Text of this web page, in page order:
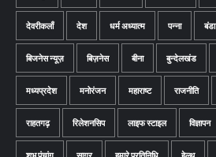
देवरीकलाँ देश धर्म अध्यात्म पन्ना बंडा
बिजनेस न्यूज़ बिज़नेस बीना बुन्देलखंड
मध्यप्रदेश मनोरंजन महाराष्ट राजनीति
राहतगढ़ रिलेशनसिप लाइफ स्टाइल विज्ञापन